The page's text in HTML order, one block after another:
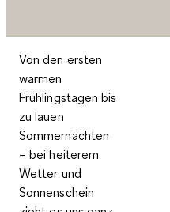
Von den ersten
warmen
Frühlingstagen bis
zu lauen
Sommernächten
– bei heiterem
Wetter und
Sonnenschein